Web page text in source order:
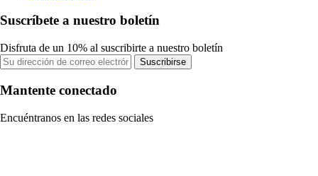
Suscríbete a nuestro boletín
Disfruta de un 10% al suscribirte a nuestro boletín
Suscribirse
Mantente conectado
Encuéntranos en las redes sociales